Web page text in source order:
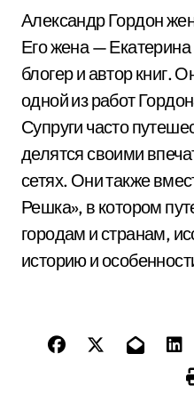
Александр Гордон
Его жена —
блогер и автор книг.
одной из работ
Супруги часто
делятся своими
сетях. Они также
Решка», в котором
городам и странам,
историю и